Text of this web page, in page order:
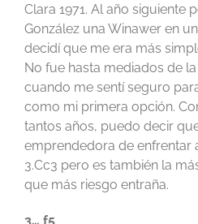
Clara 1971. Al año siguiente
González una Winawer en
decidí que me era más
No fue hasta mediados de
cuando me sentí seguro
como mi primera opción.
tantos años, puedo decir
emprendedora de enfrentar
3.Cc3 pero es también la
que más riesgo entraña.
3… f5